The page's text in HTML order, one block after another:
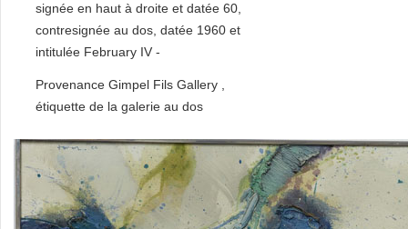
signée en haut à droite et datée 60,
contresignée au dos, datée 1960 et
intitulée February IV -
Provenance Gimpel Fils Gallery ,
étiquette de la galerie au dos